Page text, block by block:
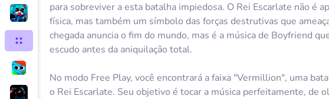
para sobreviver a esta batalha impiedosa. O Rei Escarlate não é
física, mas também um símbolo das forças destrutivas que
chegada anuncia o fim do mundo, mas é a música de Boyfriend
escudo antes da aniquilação total.
No modo Free Play, você encontrará a faixa "Vermillion", uma
o Rei Escarlate. Seu objetivo é tocar a música perfeitamente, de